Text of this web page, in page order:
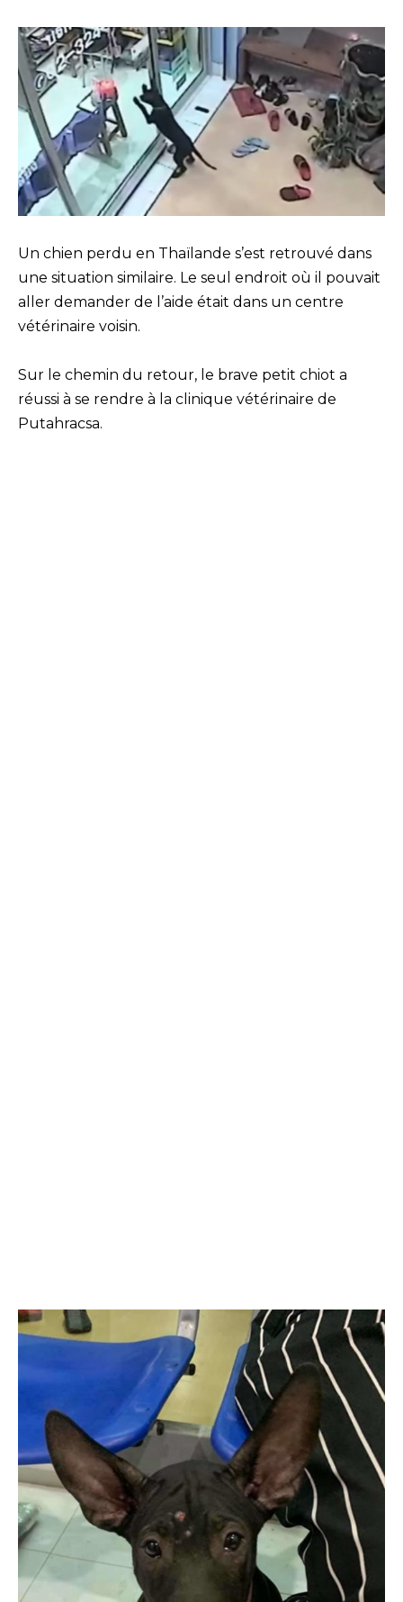
Un chien perdu en Thaïlande s’est retrouvé dans
une situation similaire. Le seul endroit où il pouvait
aller demander de l’aide était dans un centre
vétérinaire voisin.
Sur le chemin du retour, le brave petit chiot a
réussi à se rendre à la clinique vétérinaire de
Putahracsa.